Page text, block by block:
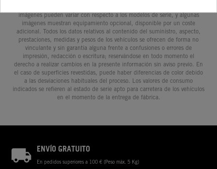
imágenes pueden variar con respecto a los modelos de serie, y algunas
imágenes muestran equipamiento opcional, disponible por un coste
adicional. Todos los datos relativos al contenido del suministro, aspecto,
prestaciones, medidas y pesos de los vehículos se ofrecen de forma no
vinculante y sin garantía alguna frente a confusiones o errores de
impresión, redacción o escritura; reservándose en todo momento el
derecho a realizar cambios en la presente información sin aviso previo. En
el caso de superficies revestidas, puede haber diferencias de color debido
a las desviaciones habituales del proceso. Los valores de consumo
indicados se refieren al estado de serie apto para carretera de los vehículos
en el momento de la entrega de fábrica.
ENVÍO GRATUITO
En pedidos superiores a 100 € (Peso máx. 5 Kg)